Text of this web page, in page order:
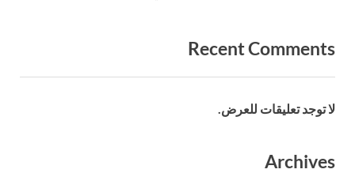
Recent Comments
لا توجد تعليقات للعرض.
Archives